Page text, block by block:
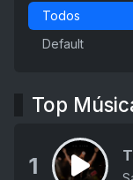
Todos
Default
Top
1